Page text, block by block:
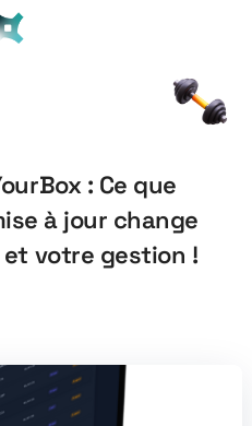
: Ce que
à jour change
votre gestion !